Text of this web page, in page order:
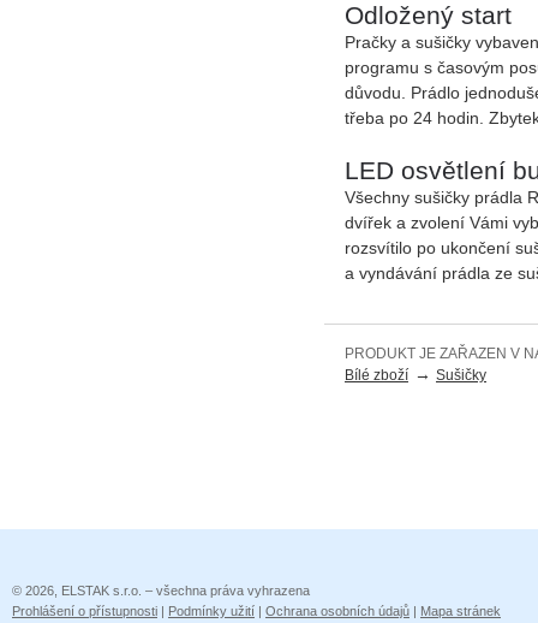
Odložený start
Pračky a sušičky
programu s časovým
důvodu. Prádlo
třeba po 24 hodin.
LED osvětlení
Všechny sušičky prádla
dvířek a zvolení Vámi
rozsvítilo po ukončení
a vyndávání prádla ze
PRODUKT JE ZAŘAZEN V
Bílé zboží → Sušičky
© 2026, ELSTAK s.r.o. – všechna práva vyhrazena
Prohlášení o přístupnosti | Podmínky užití | Ochrana osobních údajů | Mapa stránek